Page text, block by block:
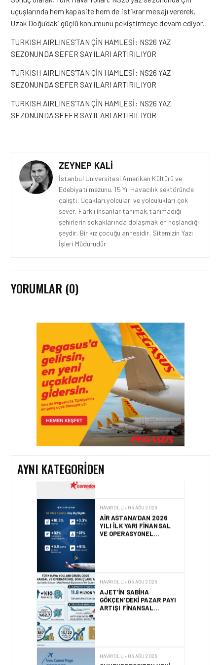
uçuşlarında hem kapasite hem de istikrar mesajı vererek,
Uzak Doğu’daki güçlü konumunu pekiştirmeyedevam ediyor.
TURKISH AIRLINES’TAN ÇİN HAMLESİ : NS26 YAZ
SEZONUNDA SEFER SAYILARI ARTIRILIYOR
TURKISH AIRLINES’TAN ÇİN HAMLESİ : NS26 YAZ
SEZONUNDA SEFER SAYILARI ARTIRILIYOR
TURKISH AIRLINES’TAN ÇİN HAMLESİ : NS26 YAZ
SEZONUNDA SEFER SAYILARI ARTIRILIYOR
ZEYNEP KALI
İstanbul Üniversitesi Amerikan Kültürü ve
Edebiyatı mezunu. 15 Yıl Havacılık sektöründe
çalıştı. Uçakları,yolcuları ve yolculukları çok
sever. Farklı insanlar tanımak,tanımadığı
şehirlerin sokaklarında dolaşmak en hoşlandığı
şeydir. Bir kız çocuğu annesidir. Sitemizin Yazı
İşleri Müdürüdür
YORUMLAR (0)
AYNI KATEGORIDEN
HAVAYOLU • 07 AĞU 2026
SUNEXPRESS’IN ÜÇ GÜN
ÜST ÜSTE GÜNLÜK
YOLCU SAYISI 71 BINI AŞTI
HAVAYOLU • 05 AĞU 2026
CORENDON’DAN YAKIT
VERIMLILIĞI VE
SÜRDÜRÜLEBILIRLIK IÇIN
İŞ BIRLIĞI!
VE OPERASYONEL
SONUÇLARI!
ARTIŞI FINANSAL
SONUÇLARI NASIL
ETKILEDI?
DIJITAL İŞE ALIM
PLATFORMU!